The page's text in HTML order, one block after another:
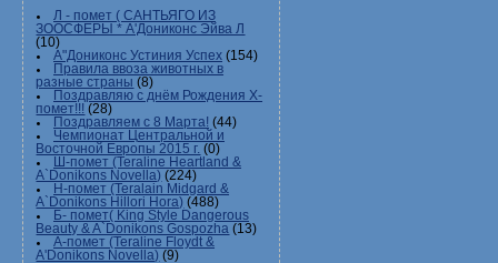
Л - помет ( САНТЬЯГО ИЗ
ЗООСФЕРЫ * А'Дониконс Эйва Л
(10)
А"Дониконс Устиния Успех (154)
Правила ввоза животных в
разные страны (8)
Поздравляю с днём Рождения Х-
помет!!! (28)
Поздравляем с 8 Марта! (44)
Чемпионат Центральной и
Восточной Европы 2015 г. (0)
Ш-помет (Teraline Heartland &
A`Donikons Novella) (224)
Н-помет (Teralain Midgard &
A`Donikons Hillori Hora) (488)
Б- помет( King Style Dangerous
Beauty & A`Donikons Gospozha (13)
А-помет (Teraline Floydt &
A'Donikons Novella) (9)